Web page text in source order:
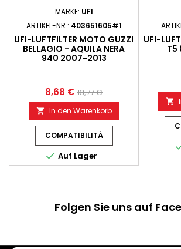
MARKE: UFI
ARTIKEL-NR.: 403651605#1
UFI-LUFTFILTER MOTO GUZZI
BELLAGIO - AQUILA NERA
940 2007-2013
8,68 € 13,77 €
 In den Warenkorb
COMPATIBILITÀ
 Auf Lager
UFI-
T5

Folgen Sie uns auf